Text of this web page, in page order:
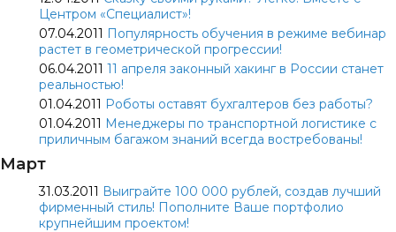
Центром «Специалист»!
07.04.2011 Популярность обучения в режиме вебинар
растет в геометрической прогрессии!
06.04.2011 11 апреля законный хакинг в России станет
реальностью!
01.04.2011 Роботы оставят бухгалтеров без работы?
01.04.2011 Менеджеры по транспортной логистике с
приличным багажом знаний всегда востребованы!
Март
31.03.2011 Выиграйте 100 000 рублей, создав лучший
фирменный стиль! Пополните Ваше портфолио
крупнейшим проектом!